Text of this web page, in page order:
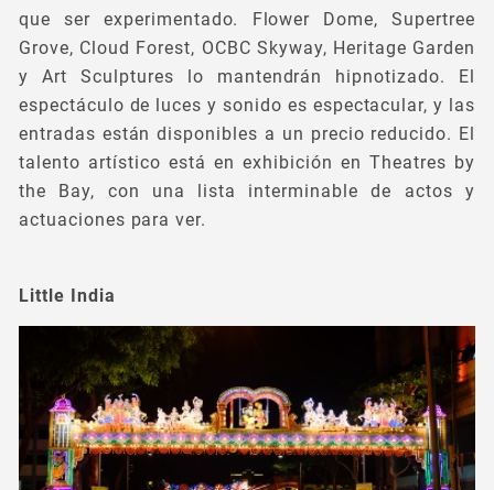
que ser experimentado. Flower Dome, Supertree
Grove, Cloud Forest, OCBC Skyway, Heritage Garden
y Art Sculptures lo mantendrán hipnotizado. El
espectáculo de luces y sonido es espectacular, y las
entradas están disponibles a un precio reducido. El
talento artístico está en exhibición en Theatres by
the Bay, con una lista interminable de actos y
actuaciones para ver.
Little India